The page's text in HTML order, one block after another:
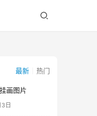
最新 热门
画图片
日